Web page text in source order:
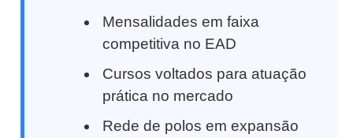
Mensalidades em faixa
competitiva no EAD
Cursos voltados para atuação
prática no mercado
Rede de polos em expansão